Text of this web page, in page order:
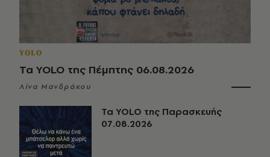
YOLO
Τα YOLO της Πέμπτης 06.08.2026
Λίνα Μανδράκου
Τα YOLO της Παρασκευής
07.08.2026